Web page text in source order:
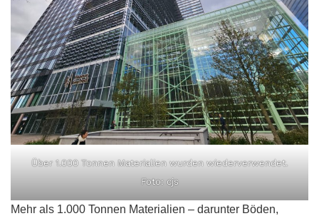
Über 1.000 Tonnen Materialien wurden wiederverwendet.
Foto: cjs
Mehr als 1.000 Tonnen Materialien – darunter Böden,